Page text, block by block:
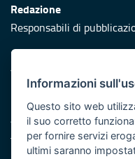
Redazione
Responsabili di
Protezione civile
Vai al sito di Protezione
Iniziativa finanziata con
Asse XI
Informazioni
Questo sito web
il suo corretto
per fornire servizi
ultimi saranno